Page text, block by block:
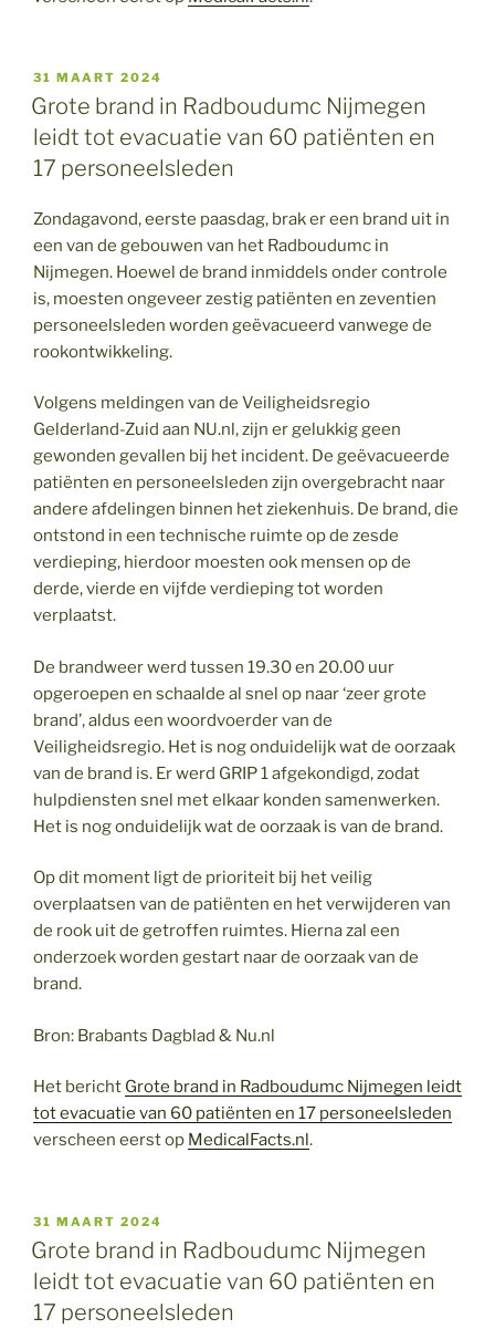
GEPLAATST
OP
31 MAART 2024
Grote brand in Radboudumc Nijmegen
leidt tot evacuatie van 60 patiënten en
17 personeelsleden
Zondagavond, eerste paasdag, brak er een brand uit in
een van de gebouwen van het Radboudumc in
Nijmegen. Hoewel de brand inmiddels onder controle
is, moesten ongeveer zestig patiënten en zeventien
personeelsleden worden geëvacueerd vanwege de
rookontwikkeling.
Volgens meldingen van de Veiligheidsregio
Gelderland-Zuid aan NU.nl, zijn er gelukkig geen
gewonden gevallen bij het incident. De geëvacueerde
patiënten en personeelsleden zijn overgebracht naar
andere afdelingen binnen het ziekenhuis. De brand, die
ontstond in een technische ruimte op de zesde
verdieping, hierdoor moesten ook mensen op de
derde, vierde en vijfde verdieping tot worden
verplaatst.
De brandweer werd tussen 19.30 en 20.00 uur
opgeroepen en schaalde al snel op naar ‘zeer grote
brand’, aldus een woordvoerder van de
Veiligheidsregio. Het is nog onduidelijk wat de oorzaak
van de brand is. Er werd GRIP 1 afgekondigd, zodat
hulpdiensten snel met elkaar konden samenwerken.
Het is nog onduidelijk wat de oorzaak is van de brand.
Op dit moment ligt de prioriteit bij het veilig
overplaatsen van de patiënten en het verwijderen van
de rook uit de getroffen ruimtes. Hierna zal een
onderzoek worden gestart naar de oorzaak van de
brand.
Bron: Brabants Dagblad & Nu.nl
Het bericht Grote brand in Radboudumc Nijmegen leidt
tot evacuatie van 60 patiënten en 17 personeelsleden
verscheen eerst op MedicalFacts.nl .
GEPLAATST
OP
31 MAART 2024
Grote brand in Radboudumc Nijmegen
leidt tot evacuatie van 60 patiënten en
17 personeelsleden